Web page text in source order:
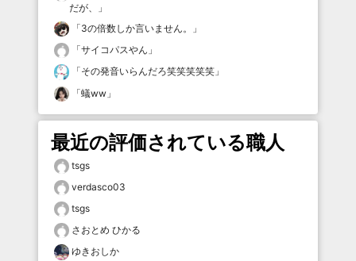
だが、
」
「3の倍数しか言いません。
」
「サイコパスやん 」
「その発音いらんだろ笑笑笑笑笑 」
「蟻ww 」
最近の評価されている職人
tsgs
verdasco03
tsgs
さおとめ ひかる
ゆきおしか